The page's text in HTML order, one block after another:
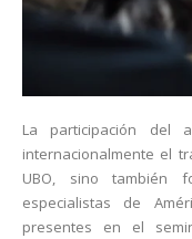
La participación del
internacionalmente el
UBO, sino también
especialistas de
presentes en el